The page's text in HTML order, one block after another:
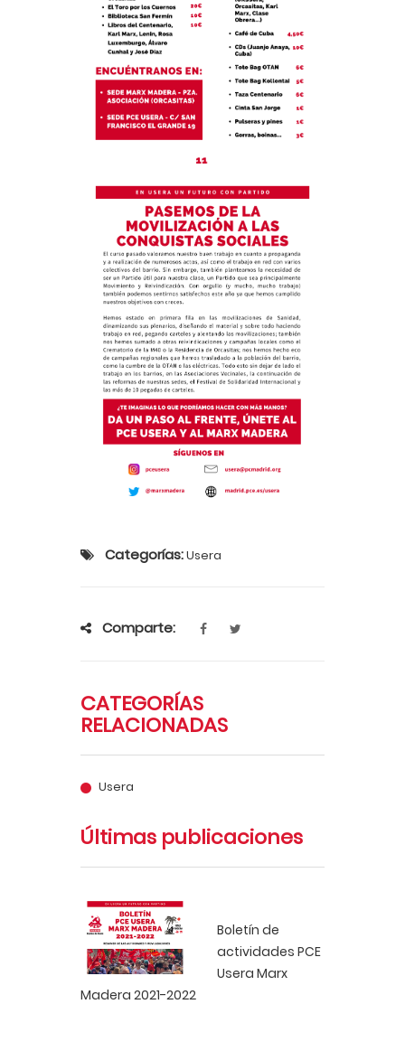
Categorías:Usera
Comparte:
CATEGORÍAS
RELACIONADAS
Usera
Últimas publicaciones
Boletín de
actividades PCE
Usera Marx
Madera 2021-2022